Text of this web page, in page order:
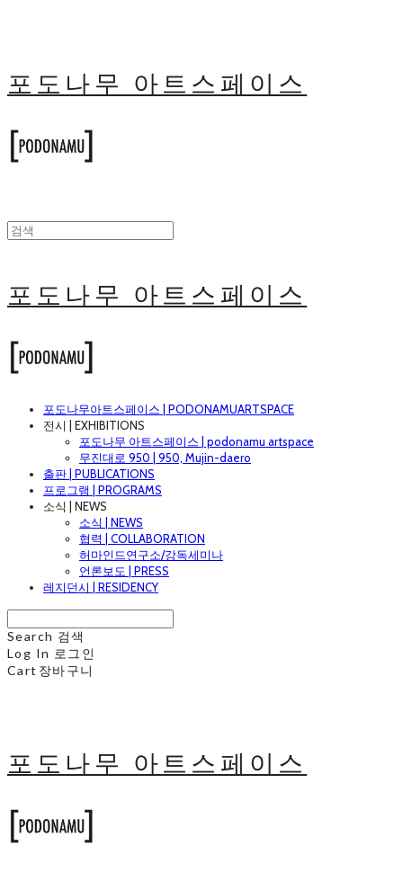
포도나무 아트스페이스
포도나무 아트스페이스
포도나무아트스페이스 | PODONAMUARTSPACE
전시 | EXHIBITIONS
포도나무 아트스페이스 | podonamu artspace
무진대로 950 | 950, Mujin-daero
출판 | PUBLICATIONS
프로그램 | PROGRAMS
소식 | NEWS
소식 | NEWS
협력 | COLLABORATION
허마인드연구소/강독세미나
언론보도 | PRESS
레지던시 | RESIDENCY
Search 검색
Log In 로그인
Cart 장바구니
포도나무 아트스페이스